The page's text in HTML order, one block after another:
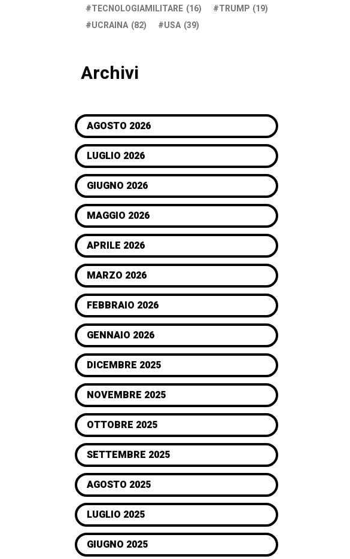
TECNOLOGIAMILITARE (16) TRUMP (19)
UCRAINA (82) USA (39)
Archivi
AGOSTO 2026
LUGLIO 2026
GIUGNO 2026
MAGGIO 2026
APRILE 2026
MARZO 2026
FEBBRAIO 2026
GENNAIO 2026
DICEMBRE 2025
NOVEMBRE 2025
OTTOBRE 2025
SETTEMBRE 2025
AGOSTO 2025
LUGLIO 2025
GIUGNO 2025